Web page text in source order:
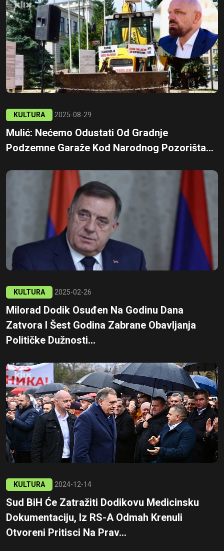
KULTURA 2025-08-29
Mulić: Nećemo Odustati Od Gradnje
Podzemne Garaže Kod Narodnog Pozorišta...
KULTURA 2025-02-26
Milorad Dodik Osuđen Na Godinu Dana
Zatvora I Šest Godina Zabrane Obavljanja
Političke Dužnosti...
KULTURA 2024-12-14
Sud BiH Će Zatražiti Dodikovu Medicinsku
Dokumentaciju, Iz RS-A Odmah Krenuli
Otvoreni Pritisci Na Prav...